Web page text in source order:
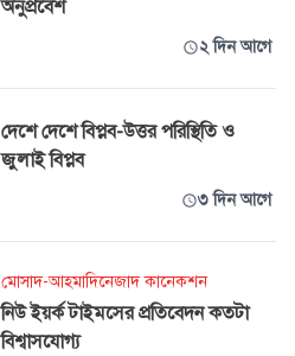
অনুপ্রবেশ
২ দিন আগে
দেশে দেশে বিপ্লব-উত্তর পরিস্থিতি ও
জুলাই বিপ্লব
৩ দিন আগে
মোসাদ-আহমাদিনেজাদ কানেকশন
নিউ ইয়র্ক টাইমসের প্রতিবেদন কতটা
বিশ্বাসযোগ্য